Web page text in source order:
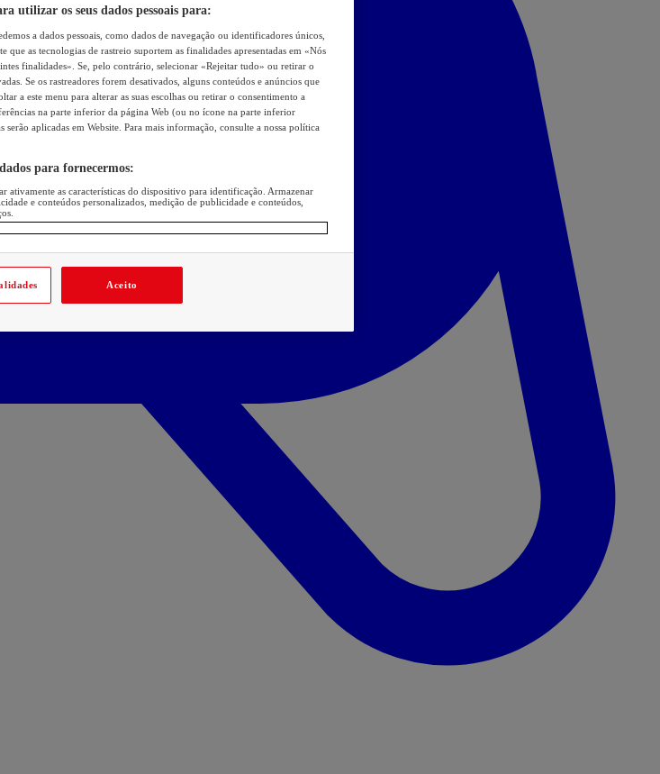
utilizar os seus dados pessoais para:
a dados pessoais, como dados de navegação ou identificadores únicos,
as tecnologias de rastreio suportem as finalidades apresentadas em «Nós
finalidades». Se, pelo contrário, selecionar «Rejeitar tudo» ou retirar o
Se os rastreadores forem desativados, alguns conteúdos e anúncios que
a este menu para alterar as suas escolhas ou retirar o consentimento a
na parte inferior da página Web (ou no ícone na parte inferior
serão aplicadas em Website. Para mais informação, consulte a nossa política
para fornecermos:
ativamente as características do dispositivo para identificação. Armazenar
e conteúdos personalizados, medição de publicidade e conteúdos,
Aceito